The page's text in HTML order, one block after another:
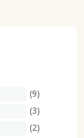
(9)
(3)
(2)